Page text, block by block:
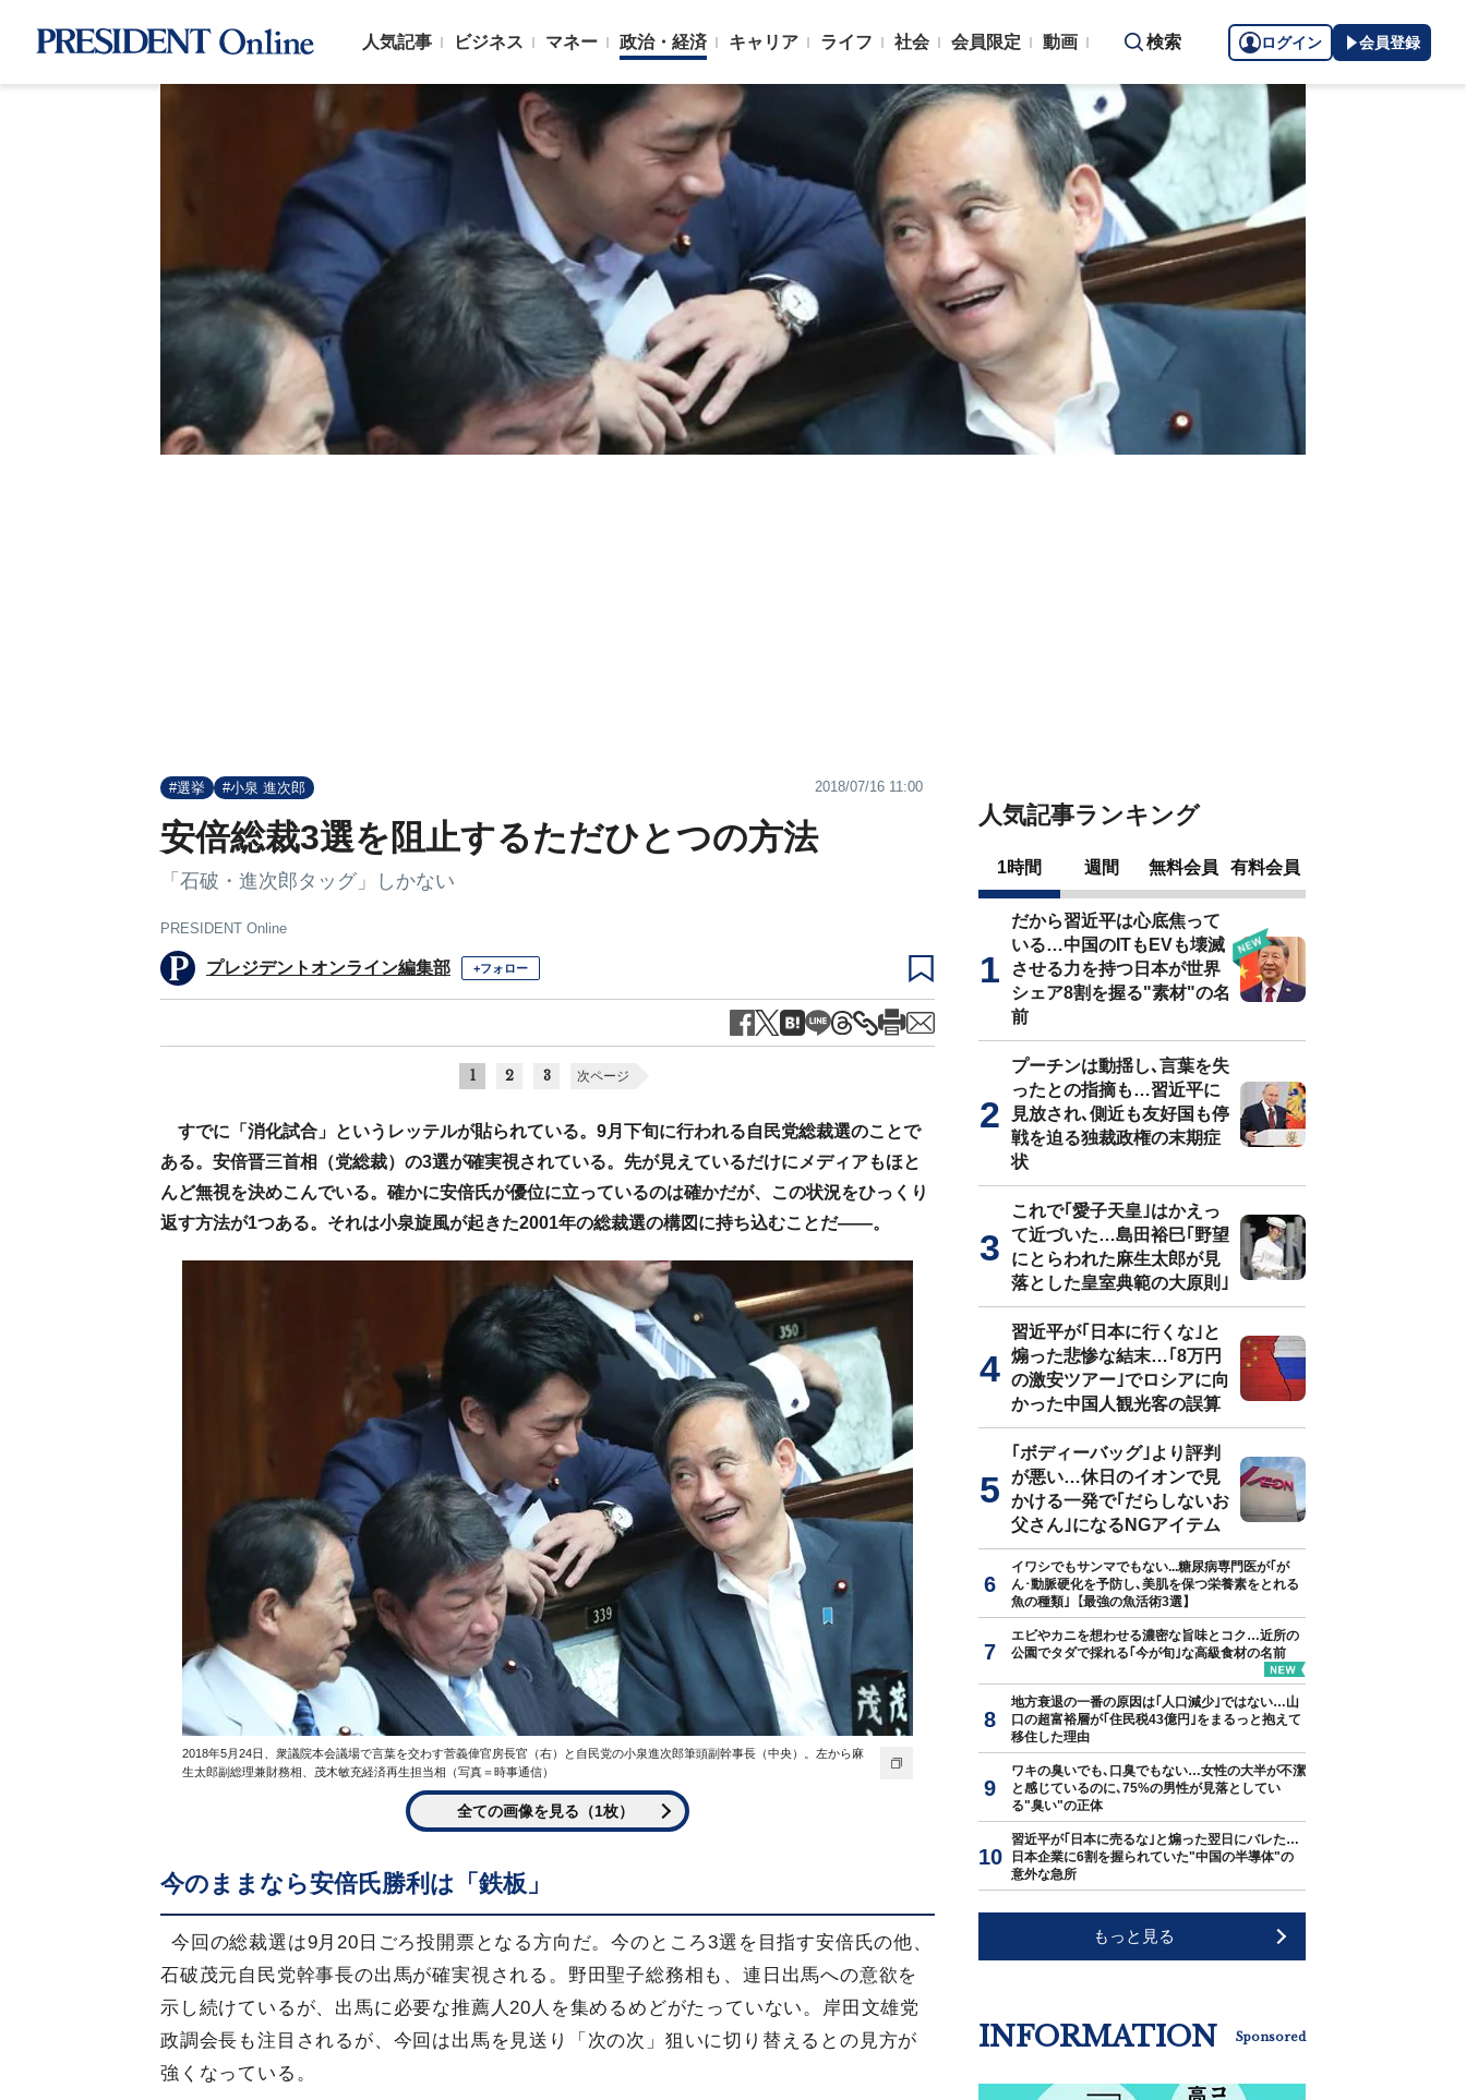
人気記事 ビジネス マネー 政治・経済 キャリア ライフ 社会 会員限定 動画 検索 ログイン 会員登録
#選挙 #小泉 進次郎 2018/07/16 11:00
安倍総裁3選を阻止するただひとつの方法
「石破・進次郎タッグ」しかない
PRESIDENT Online
プレジデントオンライン編集部 +フォロー
1 2 3 次ページ
すでに「消化試合」というレッテルが貼られている。9月下旬に行われる自民党総裁選のことで
ある。安倍晋三首相（党総裁）の3選が確実視されている。先が見えているだけにメディアもほと
んど無視を決めこんでいる。確かに安倍氏が優位に立っているのは確かだが、この状況をひっくり
返す方法が1つある。それは小泉旋風が起きた2001年の総裁選の構図に持ち込むことだ――。
2018年5月24日、衆議院本会議場で言葉を交わす菅義偉官房長官（右）と自民党の小泉進次郎筆頭副幹事長（中央）。左から麻
生太郎副総理兼財務相、茂木敏充経済再生担当相（写真＝時事通信）
全ての画像を見る（1枚）
今のままなら安倍氏勝利は「鉄板」
今回の総裁選は9月20日ごろ投開票となる方向だ。今のところ3選を目指す安倍氏の他、
石破茂元自民党幹事長の出馬が確実視される。野田聖子総務相も、連日出馬への意欲を
示し続けているが、出馬に必要な推薦人20人を集めるめどがたっていない。岸田文雄党
政調会長も注目されるが、今回は出馬を見送り「次の次」狙いに切り替えるとの見方が
強くなっている。
人気記事ランキング
1時間 週間 無料会員 有料会員
だから習近平は心底焦って
いる…中国のITもEVも壊滅
させる力を持つ日本が世界
シェア8割を握る"素材"の名
前
プーチンは動揺し､言葉を失
ったとの指摘も…習近平に
見放され､側近も友好国も停
戦を迫る独裁政権の末期症
状
これで｢愛子天皇｣はかえっ
て近づいた…島田裕巳｢野望
にとらわれた麻生太郎が見
落とした皇室典範の大原則｣
習近平が｢日本に行くな｣と
煽った悲惨な結末…｢8万円
の激安ツアー｣でロシアに向
かった中国人観光客の誤算
｢ボディーバッグ｣より評判
が悪い…休日のイオンで見
かける一発で｢だらしないお
父さん｣になるNGアイテム
イワシでもサンマでもない...糖尿病専門医が｢が
ん･動脈硬化を予防し､美肌を保つ栄養素をとれる
魚の種類｣【最強の魚活術3選】
エビやカニを想わせる濃密な旨味とコク…近所の
公園でタダで採れる｢今が旬｣な高級食材の名前
地方衰退の一番の原因は｢人口減少｣ではない…山
口の超富裕層が｢住民税43億円｣をまるっと抱えて
移住した理由
ワキの臭いでも､口臭でもない…女性の大半が不潔
と感じているのに､75%の男性が見落としてい
る"臭い"の正体
習近平が｢日本に売るな｣と煽った翌日にバレた…
日本企業に6割を握られていた"中国の半導体"の
意外な急所
もっと見る
INFORMATION Sponsored